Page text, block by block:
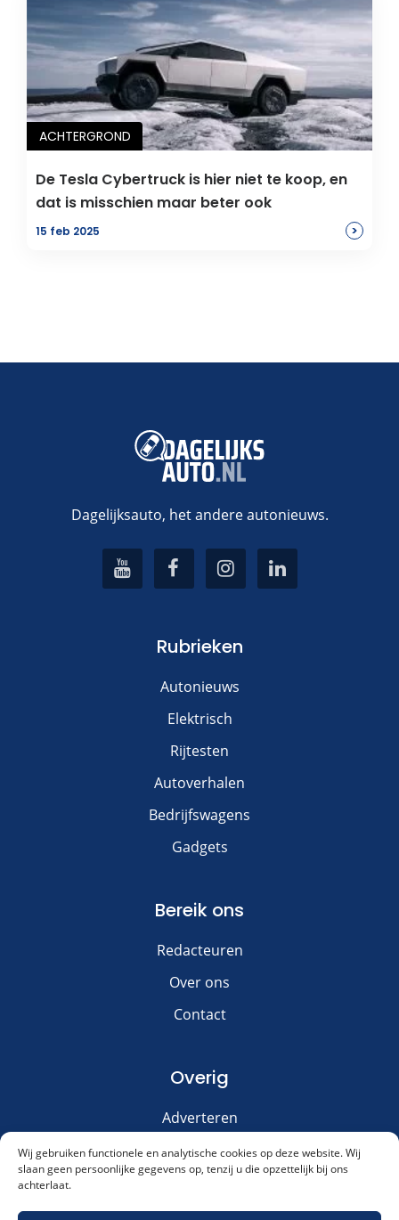
Wij gebruiken functionele en analytische cookies op deze website. Wij
slaan geen persoonlijke gegevens op, tenzij u die opzettelijk bij ons
achterlaat.
ACHTERGROND
De Tesla Cybertruck is hier niet te koop, en
dat is misschien maar beter ook
15 feb 2025 >
Dagelijksauto, het andere autonieuws.
Rubrieken
Autonieuws
Elektrisch
Rijtesten
Autoverhalen
Bedrijfswagens
Gadgets
Bereik ons
Redacteuren
Over ons
Contact
Overig
Adverteren
Disclaimer
Privacy & Cookies